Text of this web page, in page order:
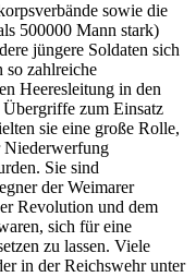
sowie die
500000 Mann stark)
jüngere Soldaten sich
so zahlreiche
Heeresleitung in den
zum Einsatz
sie eine große Rolle,
Niederwerfung
Sie sind
der Weimarer
Revolution und dem
sich für eine
zu lassen. Viele
in der Reichswehr unter